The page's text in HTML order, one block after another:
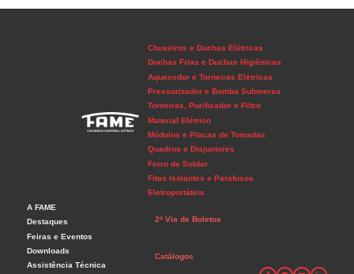
Chuveiros e Duchas Elétricas
Duchas Frias e Duchas Higiênicas
Aquecedor e Torneiras Elétricas
Pressurizador e Bomba Submersa
Torneiras, Purificador e Filtro
Material Elétrico
Módulos e Placas de Tomadas
Quadros e Disjuntores
Ferro de Soldar
Fitas Isolantes e Parafusos
Eletroportáteis
A FAME
Destaques
Feiras e Eventos
Downloads
Assistência Técnica
2ª Via de Boletos
Catálogos